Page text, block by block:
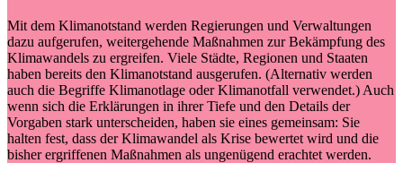
Mit dem Klimanotstand werden Regierungen und Verwaltungen
dazu aufgerufen, weitergehende Maßnahmen zur Bekämpfung des
Klimawandels zu ergreifen. Viele Städte, Regionen und Staaten
haben bereits den Klimanotstand ausgerufen. (Alternativ werden
auch die Begriffe Klimanotlage oder Klimanotfall verwendet.) Auch
wenn sich die Erklärungen in ihrer Tiefe und den Details der
Vorgaben stark unterscheiden, haben sie eines gemeinsam: Sie
halten fest, dass der Klimawandel als Krise bewertet wird und die
bisher ergriffenen Maßnahmen als ungenügend erachtet werden.